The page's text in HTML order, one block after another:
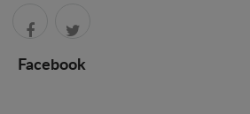
Facebook